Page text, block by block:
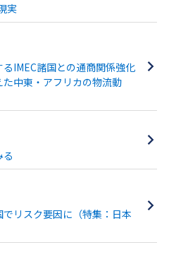
実
IMEC諸国との通商関係強化
た中東・アフリカの物流動
リスク要因に（特集：日本